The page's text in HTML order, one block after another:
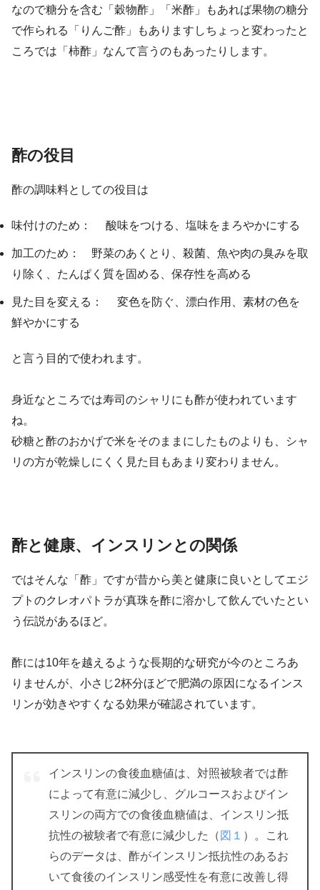
なので糖分を含む「穀物酢」「米酢」もあれば果物の糖分
で作られる「りんご酢」もありますしちょっと変わったと
ころでは「柿酢」なんて言うのもあったりします。
酢の役目
酢の調味料としての役目は
味付けのため： 酸味をつける、塩味をまろやかにする
加工のため： 野菜のあくとり、殺菌、魚や肉の臭みを取
り除く、たんぱく質を固める、保存性を高める
見た目を変える： 変色を防ぐ、漂白作用、素材の色を
鮮やかにする
と言う目的で使われます。
身近なところでは寿司のシャリにも酢が使われています
ね。
砂糖と酢のおかげで米をそのままにしたものよりも、シャ
リの方が乾燥しにくく見た目もあまり変わりません。
酢と健康、インスリンとの関係
ではそんな「酢」ですが昔から美と健康に良いとしてエジ
プトのクレオパトラが真珠を酢に溶かして飲んでいたとい
う伝説があるほど。
酢には10年を越えるような長期的な研究が今のところあ
りませんが、小さじ2杯分ほどで肥満の原因になるインス
リンが効きやすくなる効果が確認されています。
インスリンの食後血糖値は、対照被験者では酢
によって有意に減少し、グルコースおよびイン
スリンの両方での食後血糖値は、インスリン抵
抗性の被験者で有意に減少した（ 図１ ）。これ
らのデータは、酢がインスリン抵抗性のあるお
いて食後のインスリン感受性を有意に改善し得